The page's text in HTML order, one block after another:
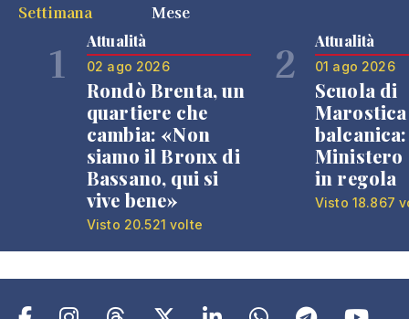
Settimana
Mese
1 Attualità
02 ago 2026
Rondò Brenta, un
quartiere che
cambia: «Non
siamo il Bronx di
Bassano, qui si
vive bene»
Visto 20.521 volte
2 Attualità
01 ago 2026
Scuola di
Ministero
in regola
Visto 18.867